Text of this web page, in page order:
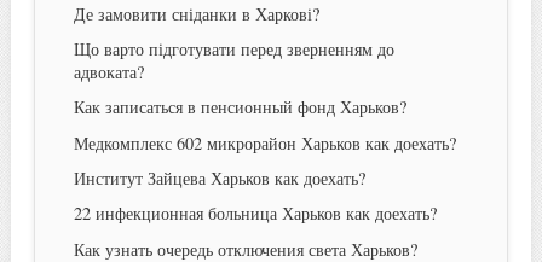
Де замовити сніданки в Харкові?
Що варто підготувати перед зверненням до
адвоката?
Как записаться в пенсионный фонд Харьков?
Медкомплекс 602 микрорайон Харьков как доехать?
Институт Зайцева Харьков как доехать?
22 инфекционная больница Харьков как доехать?
Как узнать очередь отключения света Харьков?